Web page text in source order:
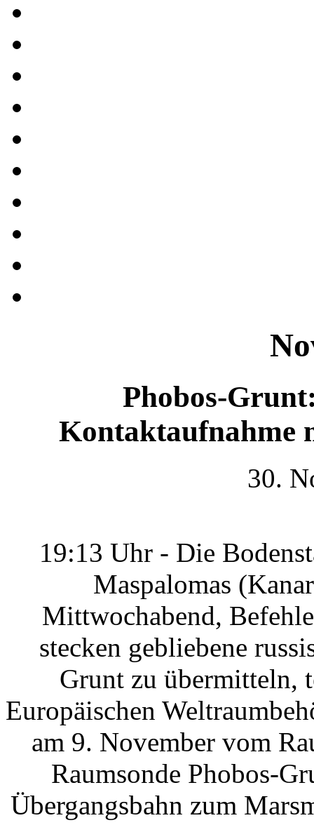
Phobos-
Kontaktaufnahme
30.
19:13 Uhr - Die
Maspalomas
Mittwochabend,
stecken gebliebene
Grunt zu übermitteln,
Europäischen
am 9. November vom
Raumsonde Phobos-
Übergangsbahn zum